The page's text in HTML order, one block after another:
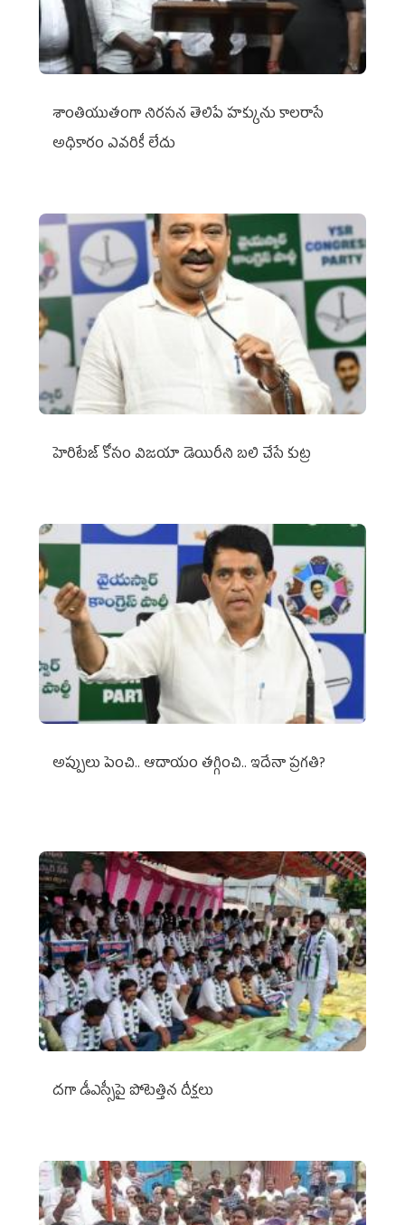
శాంతియుతంగా నిరసన తెలిపే హక్కును కాలరాసే
అధికారం ఎవరికీ లేదు
హెరిటేజ్ కోసం విజయా డెయిరీని బలి చేసే కుట్ర‌
అప్పులు పెంచి.. ఆదాయం తగ్గించి.. ఇదేనా ప్రగతి?
దగా డీఎస్సీపై పోటెత్తిన దీక్షలు